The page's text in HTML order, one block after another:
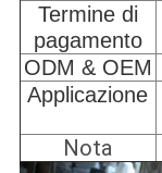
Termine di
pagamento
ODM & OEM
Applicazione
Nota